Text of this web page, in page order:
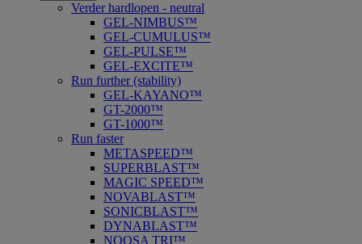
Verder hardlopen - neutral
GEL-NIMBUS™
GEL-CUMULUS™
GEL-PULSE™
GEL-EXCITE™
Run further (stability)
GEL-KAYANO™
GT-2000™
GT-1000™
Run faster
METASPEED™
SUPERBLAST™
MAGIC SPEED™
NOVABLAST™
SONICBLAST™
DYNABLAST™
NOOSA TRI™